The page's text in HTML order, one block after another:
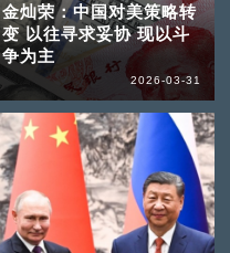
金灿荣：中国对美策略转
变 以往寻求妥协 现以斗
争为主
2026-03-31